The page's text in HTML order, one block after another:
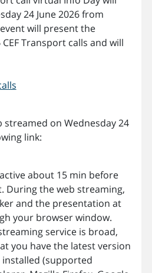
24 June 2026 from
will present the
Transport calls and will
streamed on Wednesday 24
link:
about 15 min before
During the web streaming,
and the presentation at
your browser window.
service is broad,
you have the latest version
(supported